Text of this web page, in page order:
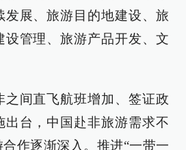
发展、旅游目的地建设、旅
设管理、旅游产品开发、文
之间直飞航班增加、签证政
出台，中国赴非旅游需求不
作逐渐深入。推进“一带一